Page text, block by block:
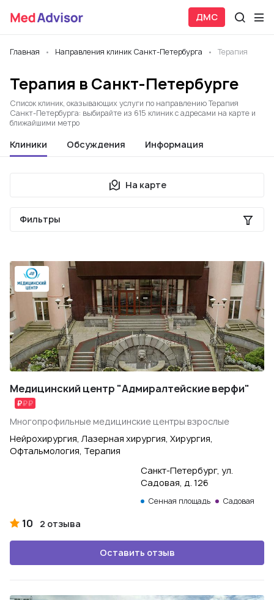
ДМС
Главная Направления клиник Санкт-Петербурга Терапия
Терапия в Санкт-Петербурге
Список клиник, оказывающих услуги по направлению Терапия
Санкт-Петербурга: выбирайте из 615 клиник с адресами на карте и
ближайшими метро
Клиники Обсуждения Информация
На карте
Фильтры
Медицинский центр "Адмиралтейские верфи"
Многопрофильные медицинские центры взрослые
Нейрохирургия, Лазерная хирургия, Хирургия,
Офтальмология, Терапия
Санкт-Петербург, ул.
Садовая, д. 126
Сенная площадь Садовая
10 2 отзыва
Оставить отзыв